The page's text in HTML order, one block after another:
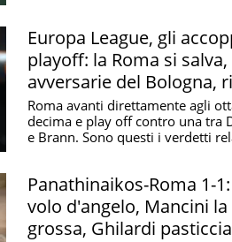
Europa League, gli
playoff: la Roma si
avversarie del Bologna,
Roma avanti direttamente agli
decima e play off contro una tra
e Brann. Sono questi i verdetti
Panathinaikos-Roma 1-
volo d'angelo, Mancini
grossa, Ghilardi pasticcia